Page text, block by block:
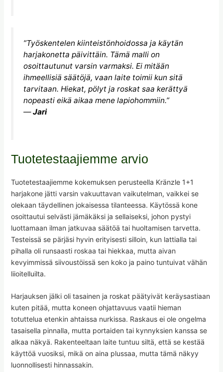
”Työskentelen kiinteistönhoidossa ja käytän
harjakonetta päivittäin. Tämä malli on
osoittautunut varsin varmaksi. Ei mitään
ihmeellisiä säätöjä, vaan laite toimii kun sitä
tarvitaan. Hiekat, pölyt ja roskat saa kerättyä
nopeasti eikä aikaa mene lapiohommiin.”
—Jari
Tuotetestaajiemme arvio
Tuotetestaajiemme kokemuksen perusteella Kränzle 1+1
harjakone jätti varsin vakuuttavan vaikutelman, vaikkei se
olekaan täydellinen jokaisessa tilanteessa. Käytössä kone
osoittautui selvästi jämäkäksi ja sellaiseksi, johon pystyi
luottamaan ilman jatkuvaa säätöä tai huoltamisen tarvetta.
Testeissä se pärjäsi hyvin erityisesti silloin, kun lattialla tai
pihalla oli runsaasti roskaa tai hiekkaa, mutta aivan
kevyimmissä siivoustöissä sen koko ja paino tuntuivat vähän
liioitelluilta.
Harjauksen jälki oli tasainen ja roskat päätyivät keräysastiaan
kuten pitää, mutta koneen ohjattavuus vaatii hieman
totuttelua etenkin ahtaissa nurkissa. Raskaus ei ole ongelma
tasaisella pinnalla, mutta portaiden tai kynnyksien kanssa se
alkaa näkyä. Rakenteeltaan laite tuntuu siltä, että se kestää
käyttöä vuosiksi, mikä on aina plussaa, mutta tämä näkyy
luonnollisesti hinnassakin.